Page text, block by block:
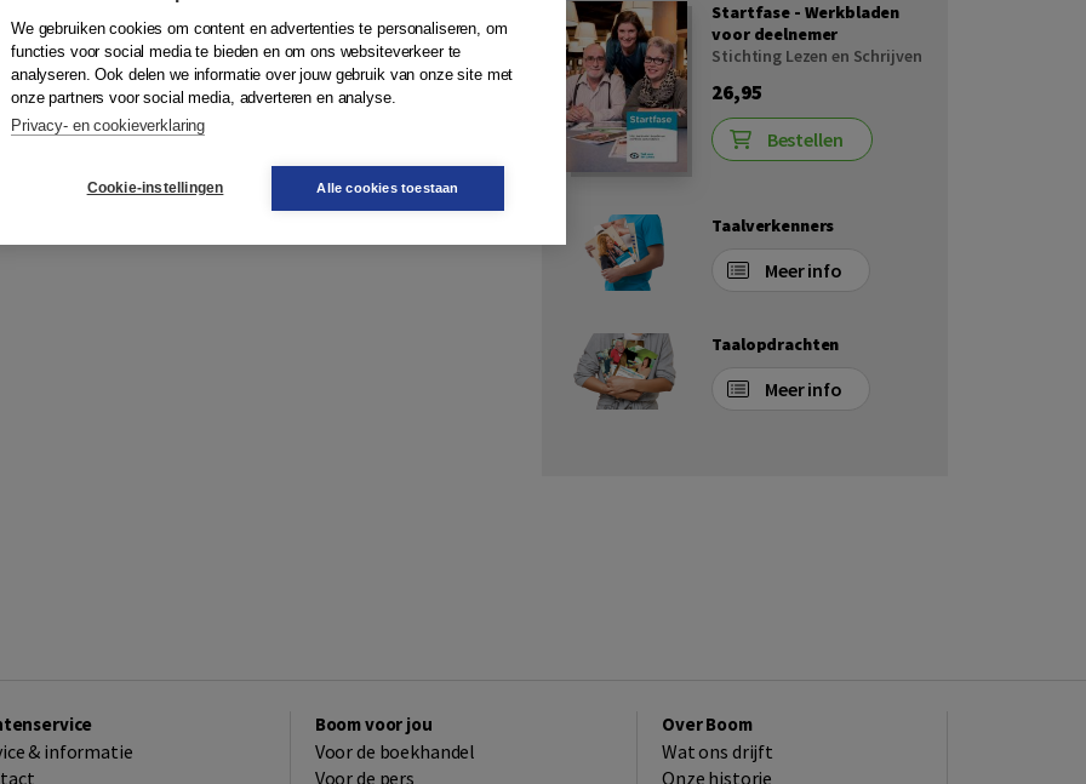
het niveau van lezen en schrijven van
Intake en Taalopdrachten Eind. Ze zijn
lees- en/of schrijfniveau van individuele deelnemers
zoveel mogelijk aan te sluiten bij relevante situaties en
ontwikkeld voor twee contexten: Dagelijks leven en
Startfase - Werkbladen
voor deelnemer
Stichting Lezen en Schrijven
26,95
Bestellen
Taalverkenners
Meer info
Taalopdrachten
Meer info
& informatie
Boom voor jou
Voor de boekhandel
Voor de pers
Over Boom
Wat ons drijft
Onze historie
We gebruiken cookies om content en advertenties te personaliseren, om
functies voor social media te bieden en om ons websiteverkeer te
analyseren. Ook delen we informatie over jouw gebruik van onze site met
onze partners voor social media, adverteren en analyse.
Privacy- en cookieverklaring
Cookie-instellingen Alle cookies toestaan